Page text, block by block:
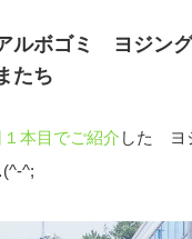
ルボゴミ ヨジン
たち
本目でご紹介 した ヨ
^;